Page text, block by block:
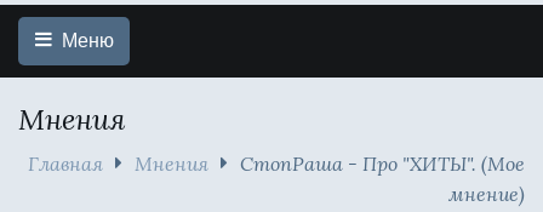
Меню
Мнения
Главная Мнения
СтопРаша - Про "ХИТЫ". (Мое
мнение)